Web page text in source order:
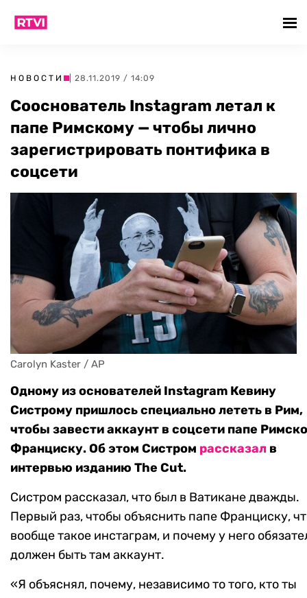
НОВОСТИ | 28.11.2019 / 14:09
Сооснователь Instagram летал к
папе Римскому — чтобы лично
зарегистрировать понтифика в
соцсети
Carolyn Kaster / AP
Одному из основателей Instagram Кевину
Систрому пришлось специально лететь в Рим,
чтобы завести аккаунт в соцсети папе
Франциску. Об этом Систром рассказал в
интервью изданию The Cut.
Систром рассказал, что был в Ватикане дважды.
Первый раз, чтобы объяснить папе Франциску,
вообще такое инстаграм, и почему у него
должен быть там аккаунт.
«Я объяснял, почему, независимо то того, кто ты